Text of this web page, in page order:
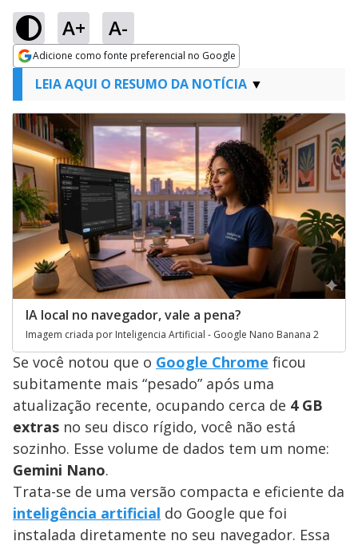
A+ A-
Adicione como fonte preferencial no Google
Opens in new window
LEIA AQUI O RESUMO DA NOTÍCIA
IA local no navegador, vale a pena?
Imagem criada por Inteligencia Artificial - Google Nano Banana 2
Se você notou que o Google Chrome ficou
subitamente mais “pesado” após uma
atualização recente, ocupando cerca de 4 GB
extras no seu disco rígido, você não está
sozinho. Esse volume de dados tem um nome:
Gemini Nano.
Trata-se de uma versão compacta e eficiente da
inteligência artificial do Google que foi
instalada diretamente no seu navegador. Essa